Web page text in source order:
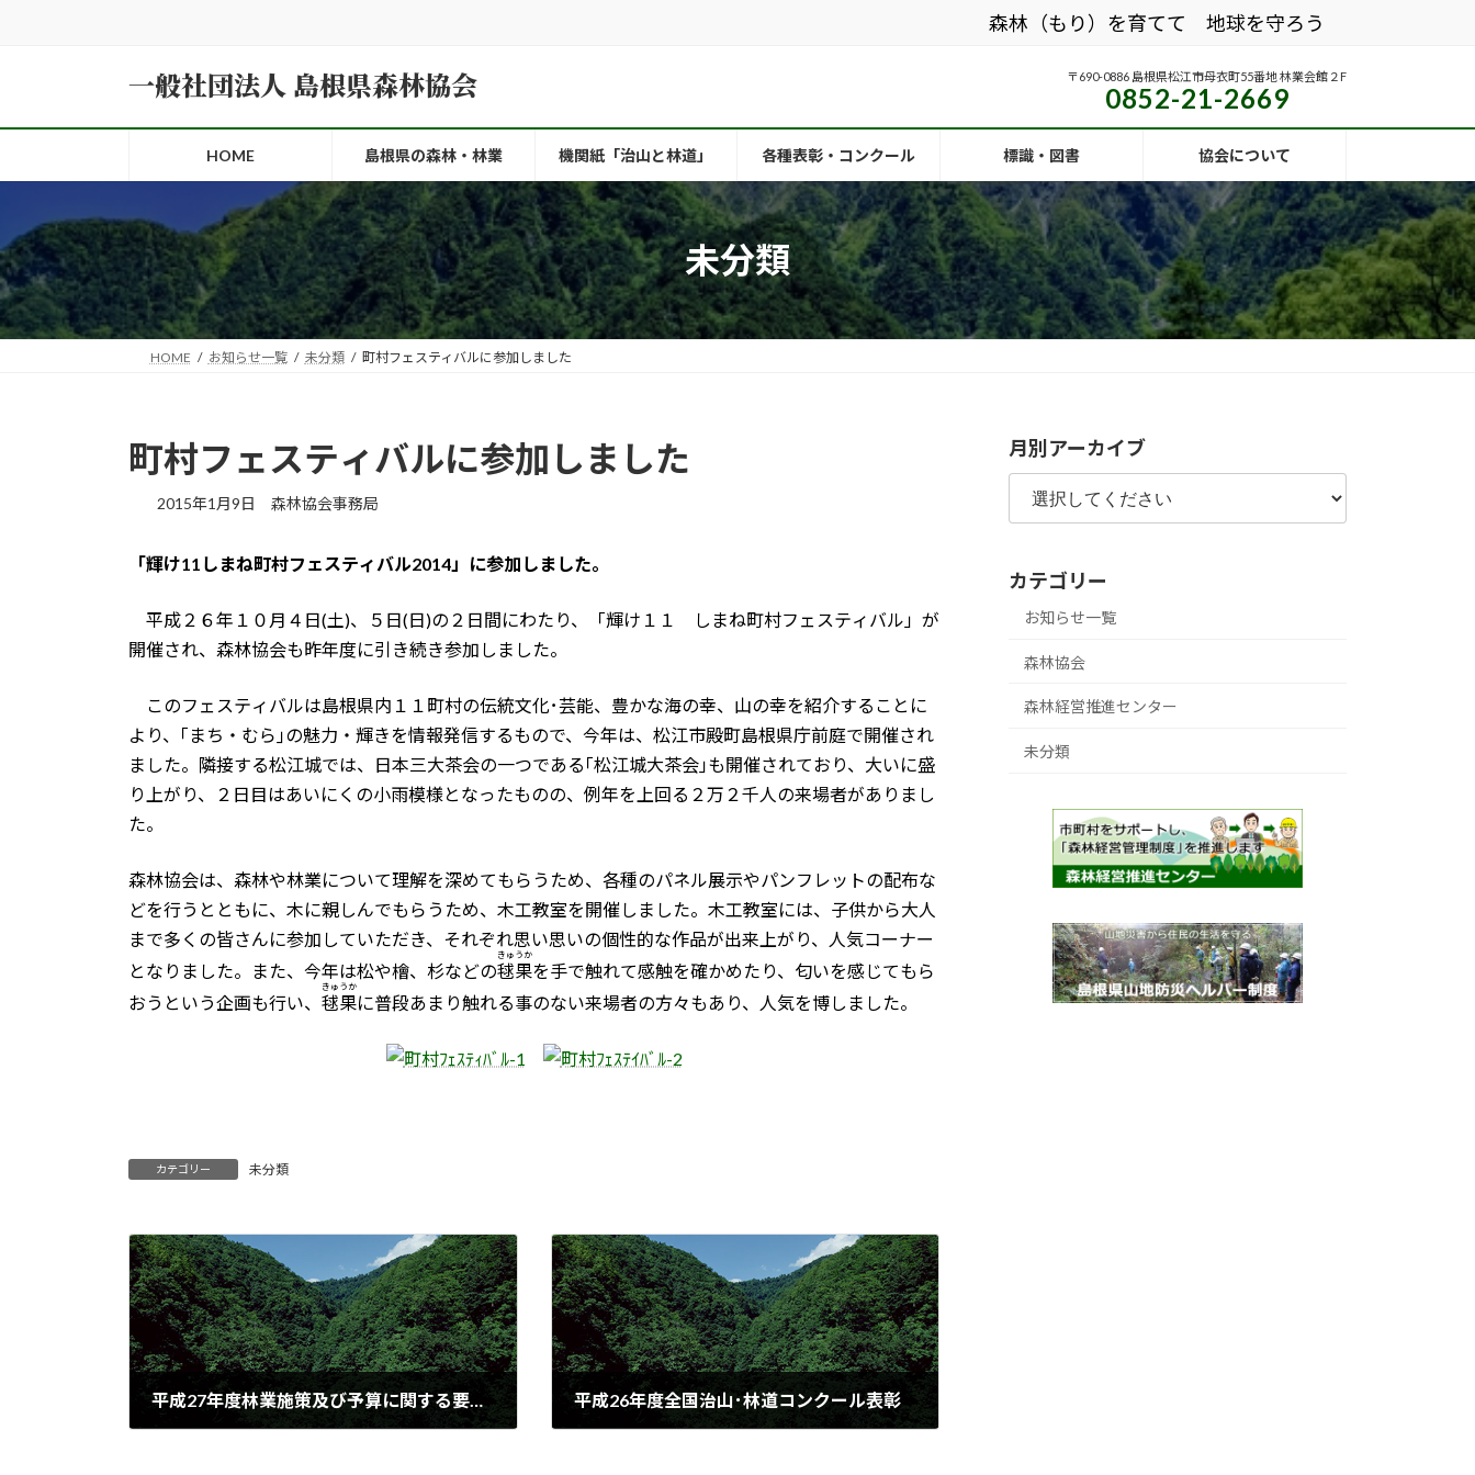
プ
動
森林（もり）を育てて 地球を守ろう
一般社団法人 島根県森林協会 〒690-0886 島根県松江市母衣町55番地 林業会館２F
0852-21-2669
HOME 島根県の森林・林業 機関紙「治山と林道」 各種表彰・コンクール 標識・図書 協会について
未分類
HOME お知らせ一覧 未分類 町村フェスティバルに参加しました
町村フェスティバルに参加しました
2015年1月9日 森林協会事務局
「輝け11 しまね町村フェスティバル2014 」に参加しました。
平成２６年１０月４日(土)、５日(日)の２日間にわたり、「輝け１１ しまね町村フェスティバル」が
開催され、森林協会も昨年度に引き続き参加しました。
このフェスティバルは島根県内１１町村の伝統文化･芸能、豊かな海の幸、山の幸を紹介することに
より、｢まち・むら｣の魅力・輝きを情報発信するもので、今年は、松江市殿町島根県庁前庭で開催され
ました。隣接する松江城では、日本三大茶会の一つである｢松江城大茶会｣も開催されており、大いに盛
り上がり、２日目はあいにくの小雨模様となったものの、例年を上回る２万２千人の来場者がありまし
た。
森林協会は、森林や林業について理解を深めてもらうため、各種のパネル展示やパンフレットの配布な
どを行うとともに、木に親しんでもらうため、木工教室を開催しました。木工教室には、子供から大人
まで多くの皆さんに参加していただき、それぞれ思い思いの個性的な作品が出来上がり、人気コーナー
となりました。また、今年は松や檜、杉などの毬果
きゅうか
を手で触れて感触を確かめたり、匂いを感じてもら
おうという企画も行い、 毬果
きゅうか
に普段あまり触れる事のない来場者の方々もあり、人気を博しました。
カテゴリー 未分類
平成27年度林業施策及び予算に関する要望活動について平成26年度全国治山･林道コンクール表彰
月別アーカイブ
カテゴリー
お知らせ一覧
森林協会
森林経営推進センター
未分類